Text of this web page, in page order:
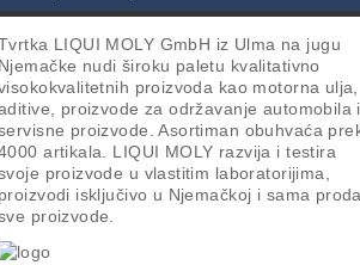
LIQUI MOLY GmbH iz Ulma na jugu
Njemačke nudi široku paletu kvalitativno
proizvoda kao motorna ulja,
proizvode za održavanje automobila i
proizvode. Asortiman obuhvaća
artikala. LIQUI MOLY razvija i testira
proizvode u vlastitim laboratorijima,
proizvodi isključivo u Njemačkoj i sama
proizvode.